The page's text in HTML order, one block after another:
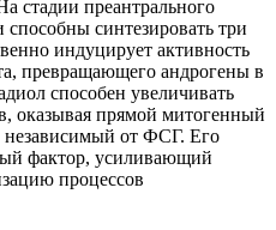
стадии преантрального
способны синтезировать три
индуцирует активность
превращающего андрогены в
способен увеличивать
оказывая прямой митогенный
независимый от ФСГ. Его
фактор, усиливающий
процессов